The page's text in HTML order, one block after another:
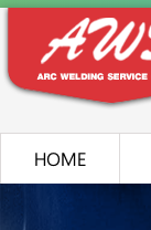
HOME